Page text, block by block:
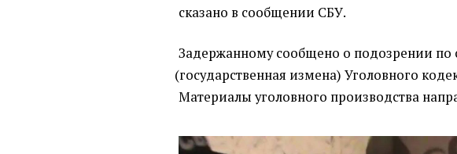
сказано в сообщении СБУ.
Задержанному сообщено о подозрении по
(государственная измена) Уголовного
Материалы уголовного производства